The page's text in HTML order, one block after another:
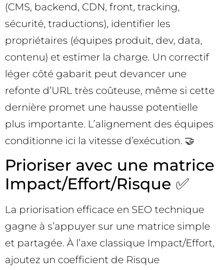
(CMS, backend, CDN, front, tracking,
sécurité, traductions), identifier les
propriétaires (équipes produit, dev, data,
contenu) et estimer la charge. Un correctif
léger côté gabarit peut devancer une
refonte d’URL très coûteuse, même si cette
dernière promet une hausse potentielle
plus importante. L’alignement des équipes
conditionne ici la vitesse d’exécution. 🤝
Prioriser avec une matrice
Impact/Effort/Risque ✅
La priorisation efficace en SEO technique
gagne à s’appuyer sur une matrice simple
et partagée. À l’axe classique Impact/Effort,
ajoutez un coefficient de Risque